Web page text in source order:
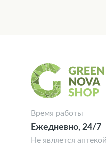
Время работы
Ежедневно, 24/7
Не является аптекой